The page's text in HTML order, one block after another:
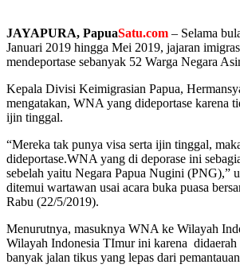
JAYAPURA, PapuaSatu.com – Selama
Januari 2019 hingga Mei 2019, jajaran
mendeportase sebanyak 52 Warga Negara
Kepala Divisi Keimigrasian Papua,
mengatakan, WNA yang dideportase karena
ijin tinggal.
“Mereka tak punya visa serta ijin tinggal,
dideportase.WNA yang di deporase ini
sebelah yaitu Negara Papua Nugini (PNG),”
ditemui wartawan usai acara buka puasa
Rabu (22/5/2019).
Menurutnya, masuknya WNA ke Wilayah
Wilayah Indonesia TImur ini karena didaerah
banyak jalan tikus yang lepas dari